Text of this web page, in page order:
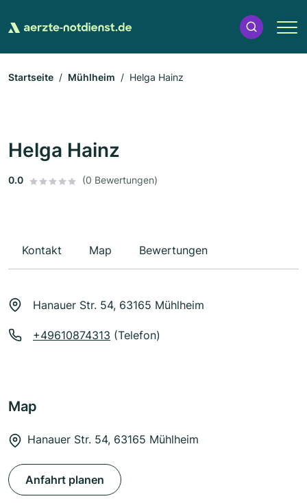
Startseite Mühlheim Helga Hainz
Helga Hainz
0.0 (0 Bewertungen)
Kontakt Map Bewertungen
Hanauer Str. 54, 63165 Mühlheim
+49610874313 (Telefon)
Map
Hanauer Str. 54, 63165 Mühlheim
Anfahrt planen